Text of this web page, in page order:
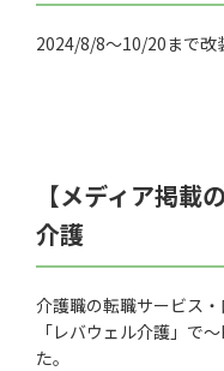
2024/8/8～10/20まで改
【メディア掲
介護
介護職の転職サービス
「レバウェル介護」で
た。